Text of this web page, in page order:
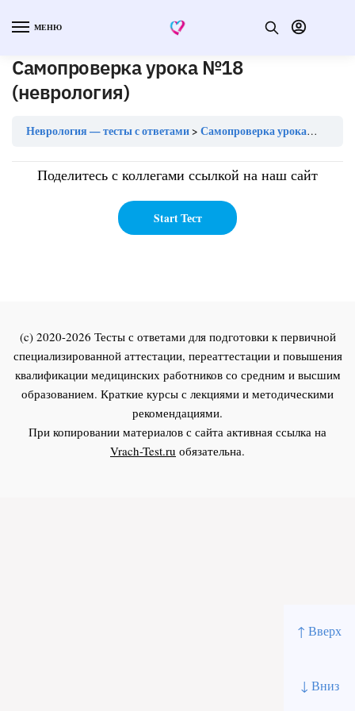
↑ Вверх
↓ Вниз
МЕНЮ
Самопроверка урока №18
(неврология)
Неврология — тесты с ответами Самопроверка урока №18 (неврология)
Поделитесь с коллегами ссылкой на наш сайт
(c) 2020-2026 Тесты с ответами для подготовки к первичной
специализированной аттестации, переаттестации и повышения
квалификации медицинских работников со средним и высшим
образованием. Краткие курсы с лекциями и методическими
рекомендациями.
При копировании материалов с сайта активная ссылка на
Vrach-Test.ru обязательна.